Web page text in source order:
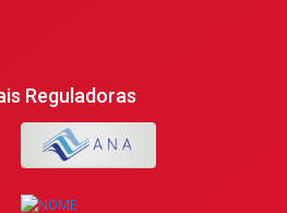
Reguladoras